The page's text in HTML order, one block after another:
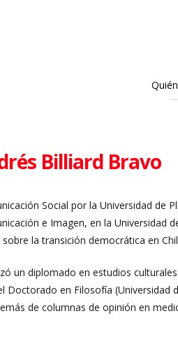
Billiard Bravo
Social por la Universidad de
e Imagen, en la Universidad
la transición democrática en
un diplomado en estudios
Doctorado en Filosofía (Universidad
de columnas de opinión en